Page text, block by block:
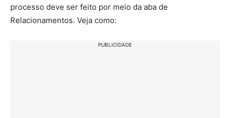
processo deve ser feito por meio da aba de
Relacionamentos. Veja como:
PUBLICIDADE